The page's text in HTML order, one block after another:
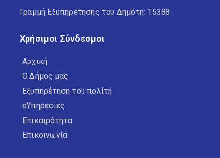
Γραμμή Εξυπηρέτησης του Δημότη: 15388
Χρήσιμοι Σύνδεσμοι
Αρχική
Ο Δήμος μας
Εξυπηρέτηση του πολίτη
eΥπηρεσίες
Επικαιρότητα
Επικοινωνία